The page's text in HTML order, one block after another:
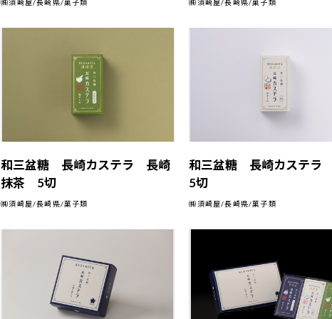
㈱須崎屋/長崎県/菓子類 ㈱須崎屋/長崎県/菓子類
和三盆糖 長崎カステラ 長崎
抹茶 5切
㈱須崎屋/長崎県/菓子類
和三盆糖 長崎カステ
5切
㈱須崎屋/長崎県/菓子類